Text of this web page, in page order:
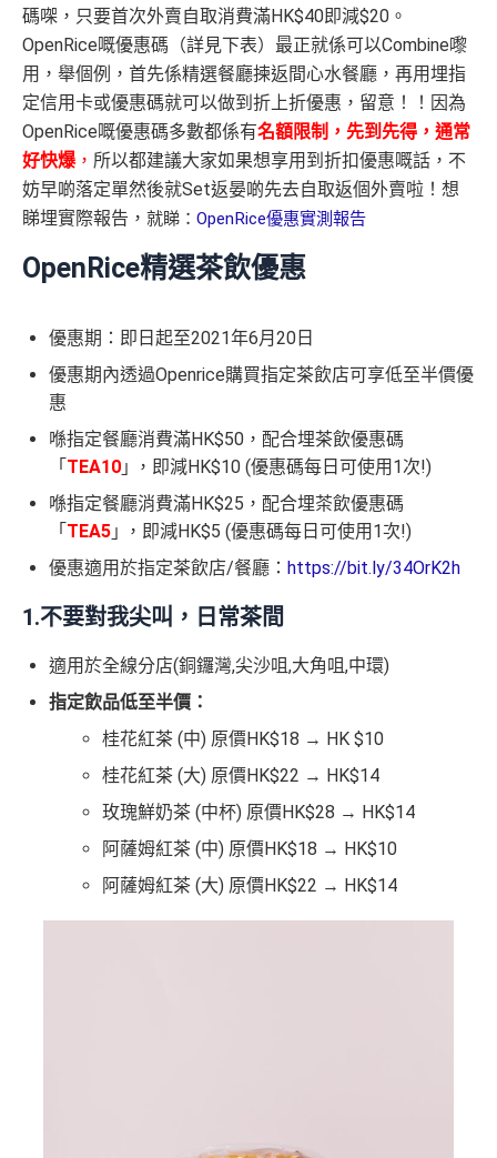
碼㗎，只要首次外賣自取消費滿HK$40即減$20。
OpenRice嘅優惠碼（詳見下表）最正就係可以Combine嚟
用，舉個例，首先係精選餐廳揀返間心水餐廳，再用埋指
定信用卡或優惠碼就可以做到折上折優惠，留意！！因為
OpenRice嘅優惠碼多數都係有名額限制，先到先得，通常
好快爆， 所以都建議大家如果想享用到折扣優惠嘅話，不
妨早啲落定單然後就Set返晏啲先去自取返個外賣啦！想
睇埋實際報告， 就睇： OpenRice優惠實測報告
OpenRice精選茶飲優惠
優惠期：即日起至2021年6月20日
優惠期內透過Openrice購買指定茶飲店可享低至半價優
惠
喺指定餐廳消費滿HK$50，配合埋茶飲優惠碼
「 TEA10 ｣ ，即減HK$10 (優惠碼每日可使用1次!)
喺指定餐廳消費滿HK$25 ，配合埋茶飲優惠碼
「 TEA5 ｣ ，即減HK$5 (優惠碼每日可使用 1次!)
優惠適用於指定茶飲店/餐廳： https://bit.ly/34OrK2h
1.不要對我尖叫，日常茶間
適用於全線分店(銅鑼灣,尖沙咀,大角咀,中環)
指定飲品低至半價：
桂花紅茶 (中) 原價HK$18 → HK $10
桂花紅茶 (大) 原價HK$22 → HK$14
玫瑰鮮奶茶 (中杯) 原價HK$28 → HK$14
阿薩姆紅茶 (中) 原價HK$18 → HK$10
阿薩姆紅茶 (大) 原價HK$22 → HK$14